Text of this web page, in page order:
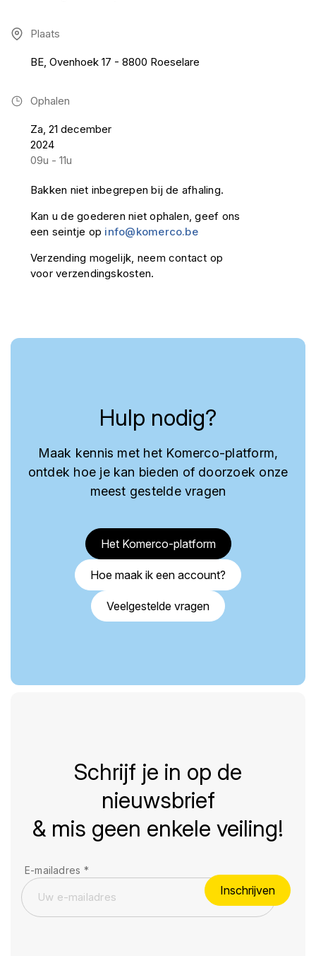
Plaats
BE, Ovenhoek 17 - 8800 Roeselare
Ophalen
Za, 21 december
2024
09u - 11u
Bakken niet inbegrepen bij de afhaling.
Kan u de goederen niet ophalen, geef ons
een seintje op info@komerco.be
Verzending mogelijk, neem contact op
voor verzendingskosten.
Hulp nodig?
Maak kennis met het Komerco-platform,
ontdek hoe je kan bieden of doorzoek onze
meest gestelde vragen
Het Komerco-platform
Hoe maak ik een account?
Veelgestelde vragen
Schrijf je in op de
nieuwsbrief
& mis geen enkele veiling!
E-mailadres *
Inschrijven